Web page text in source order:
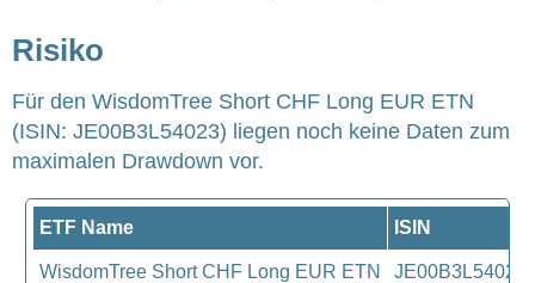
Risiko
Für den WisdomTree Short CHF Long EUR ETN
(ISIN: JE00B3L54023) liegen noch keine Daten zum
maximalen Drawdown vor.
ETF Name ISIN
WisdomTree Short CHF Long EUR ETN JE00B3L54023